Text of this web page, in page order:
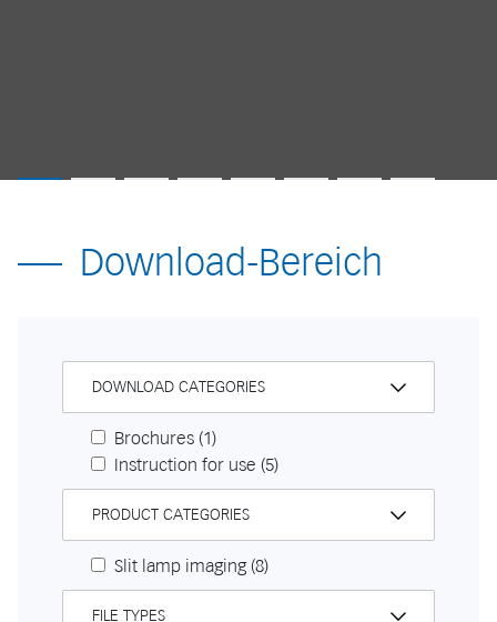
Download-Bereich
DOWNLOAD CATEGORIES
Brochures (1)
Instruction for use (5)
PRODUCT CATEGORIES
Slit lamp imaging(8)
FILE TYPES